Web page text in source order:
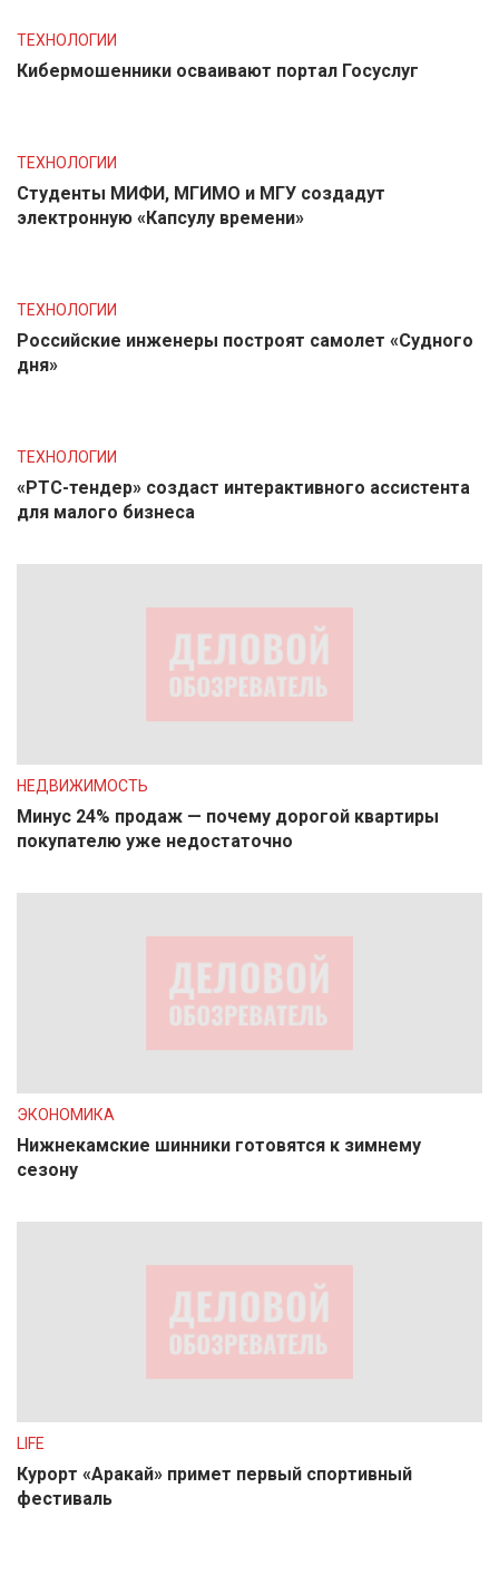
ТЕХНОЛОГИИ
Кибермошенники осваивают портал Госуслуг
ТЕХНОЛОГИИ
Студенты МИФИ, МГИМО и МГУ создадут
электронную «Капсулу времени»
ТЕХНОЛОГИИ
Российские инженеры построят самолет «Судного
дня»
ТЕХНОЛОГИИ
«РТС-тендер» создаст интерактивного ассистента
для малого бизнеса
НЕДВИЖИМОСТЬ
Минус 24% продаж — почему дорогой квартиры
покупателю уже недостаточно
ЭКОНОМИКА
Нижнекамские шинники готовятся к зимнему
сезону
LIFE
Курорт «Аракай» примет первый спортивный
фестиваль